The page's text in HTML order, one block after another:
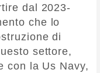
dal 2023-
che lo
di
settore,
con la Us Navy,